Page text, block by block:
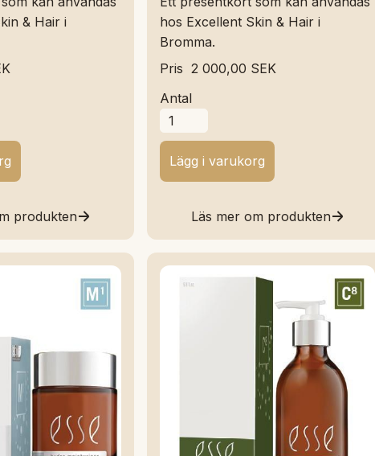
& Hair i
produkten
hos Excellent Skin & Hair i
Bromma.
Pris 2 000,00 SEK
Antal
Läs mer om produkten